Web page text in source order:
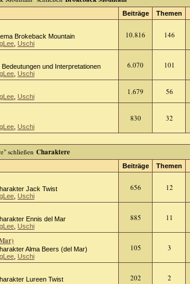
Beiträge Themen
Brokeback Mountain
Uschi
10.816 146
und Interpretationen
Uschi
6.070 101
Uschi
1.679 56
Uschi
830 32
Charaktere
Beiträge Themen
Jack Twist
Uschi
656 12
Ennis del Mar
Uschi
885 11
Alma Beers (del Mar)
Uschi
105 3
Lureen Twist
202 2